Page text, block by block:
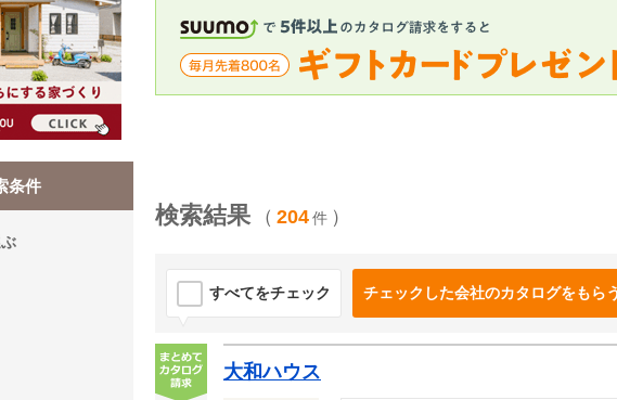
条件
検索結果 （ 204件 ）
すべてをチェック チェックした会社のカタログをもら
大和ハウス